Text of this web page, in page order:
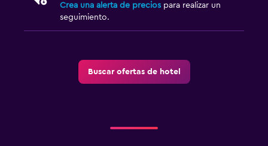
Crea una alerta de precios para realizar un
seguimiento.
Buscar ofertas de hotel